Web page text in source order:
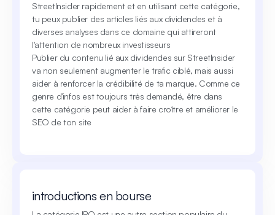
StreetInsider rapidement et en utilisant cette catégorie,
tu peux publier des articles liés aux dividendes et à
diverses analyses dans ce domaine qui attireront
l'attention de nombreux investisseurs
Publier du contenu lié aux dividendes sur StreetInsider
va non seulement augmenter le trafic ciblé, mais aussi
aider à renforcer la crédibilité de ta marque. Comme ce
genre d'infos est toujours très demandé, être dans
cette catégorie peut aider à faire croître et améliorer le
SEO de ton site
introductions en bourse